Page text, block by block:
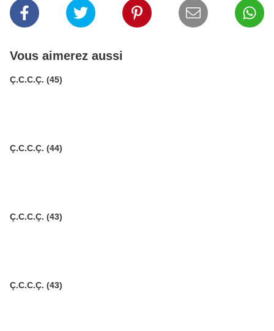
Vous aimerez aussi
Ç.C.C.Ç. (45)
Ç.C.C.Ç. (44)
Ç.C.C.Ç. (43)
Ç.C.C.Ç. (43)